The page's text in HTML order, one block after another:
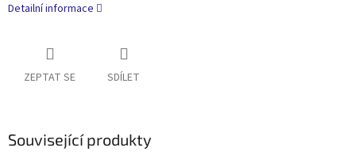
Detailní informace
ZEPTAT SE SDÍLET
Související produkty